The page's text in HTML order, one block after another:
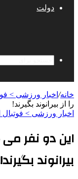
دولت
خانه/ اخبار ورزشی >
را از بیرانوند بگیرند!
اخبار ورزشی > فوتبال
این دو نفر می
بیرانوند بگیرند!